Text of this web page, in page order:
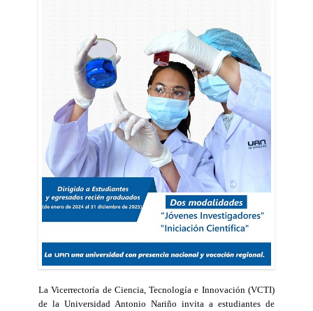
La Vicerrectoría de Ciencia, Tecnología e Innovación (VCTI)
de la Universidad Antonio Nariño invita a estudiantes de